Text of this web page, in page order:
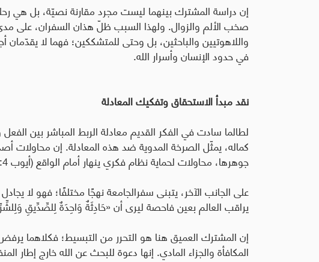
إن دراسة المشترك بينهما ليست مجرد مقارنة نصيّة، بل هي
صخب الألم والزوال. ولهذا السبب ظلّ هذان السفران، على
واللاهوتيين والباحثين، بل وحتى للمتشككين؛ فهما لا يقدّمان
في حدود الإنسان وأسرار الله.
نقد مبدأ الاستحقاق وتفكيك المعادلة
لطالما سادت في الفكر القديم معادلة الربط المباشر بين
كماله، يمثّل الصرخة المدوية ضد هذه المعادلة. إن محاولات
جوهرها، محاولات لحماية نظام فكري ينهار أمام الواقع (أيوب 7:4-8؛ 3:8-4؛ 20:8؛ 4:25-5).
على الجانب الآخر، يتبنى سفرالجامعة نهجًا مختلفًا؛ فهو لا
يراقب العالم بعين فاحصة ليرى أن «حَادِثَةٌ وَاحِدَةٌ لِلصِّدِّيقِ
إن المشترك العميق هنا هو التحرر من التبسيط؛ فكلاهما
المكافأة والجزاء المادي. إنها دعوة للبحث عن الله خارج إطار